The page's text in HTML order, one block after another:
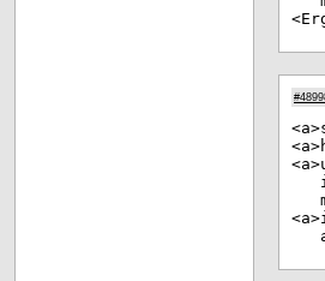
<Er
<a>
<a>
<a>
<a>